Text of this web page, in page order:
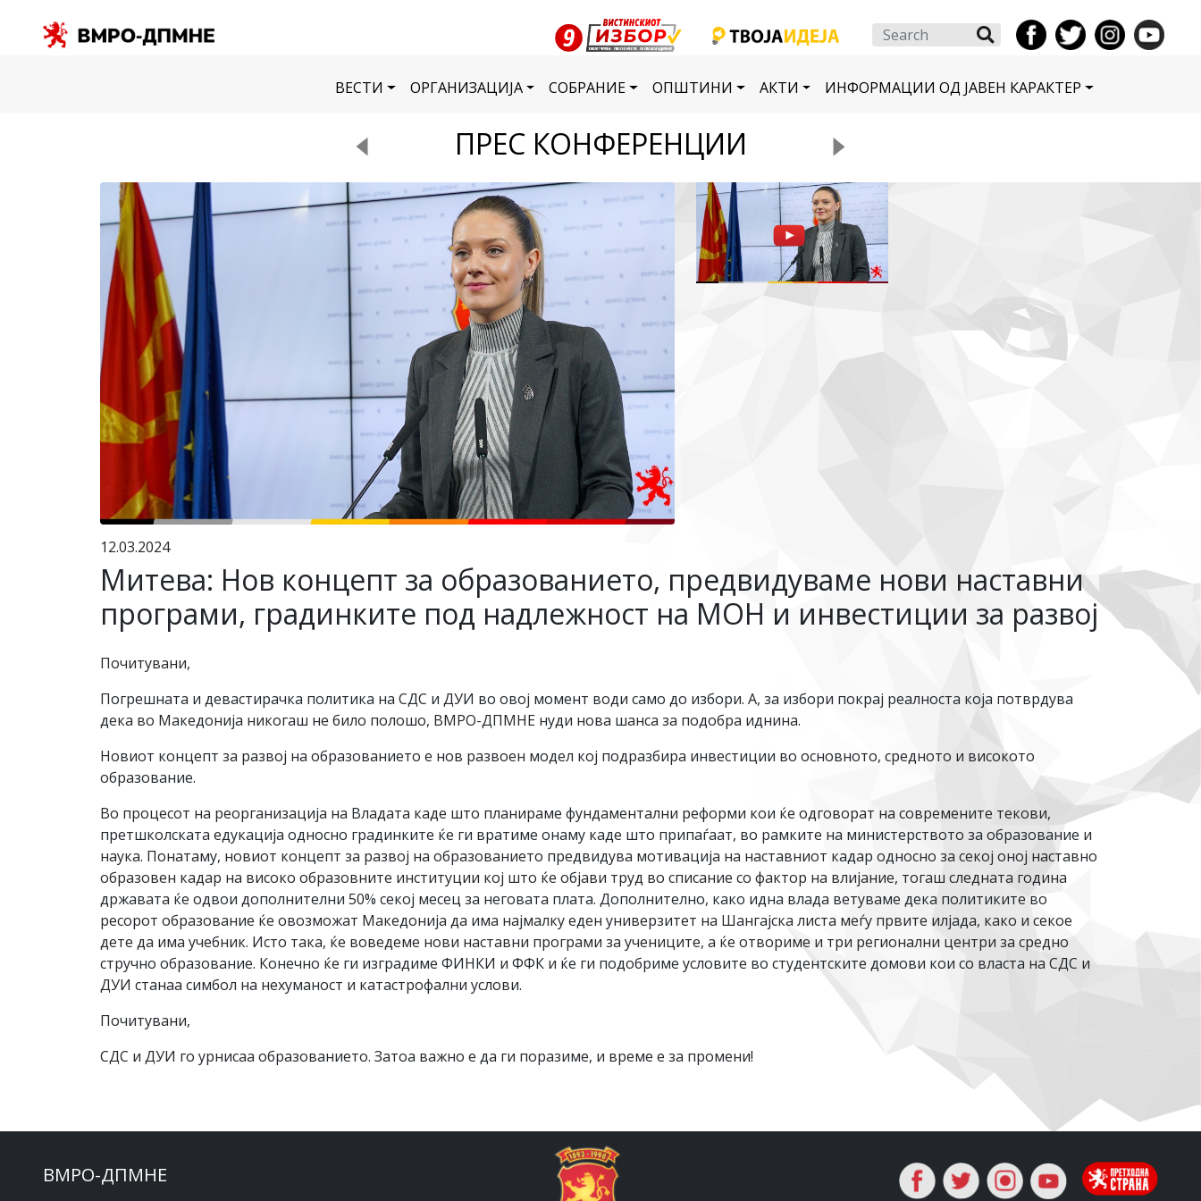
Search
ВЕСТИ ОРГАНИЗАЦИЈА СОБРАНИЕ ОПШТИНИ АКТИ ИНФОРМАЦИИ ОД ЈАВЕН КАРАКТЕР
ПРЕС КОНФЕРЕНЦИИ
12.03.2024
Митева: Нов концепт за образованието, предвидуваме нови наставни
програми, градинките под надлежност на МОН и инвестиции за развој
Почитувани,
Погрешната и девастирачка политика на СДС и ДУИ во овој момент води само до избори. А, за избори покрај реалноста која потврдува
дека во Македонија никогаш не било полошо, ВМРО-ДПМНЕ нуди нова шанса за подобра иднина.
Новиот концепт за развој на образованието е нов развоен модел кој подразбира инвестиции во основното, средното и високото
образование.
Во процесот на реорганизација на Владата каде што планираме фундаментални реформи кои ќе одговорат на современите текови,
претшколската едукација односно градинките ќе ги вратиме онаму каде што припаѓаат, во рамките на министерството за образование и
наука. Понатаму, новиот концепт за развој на образованието предвидува мотивација на наставниот кадар односно за секој оној наставно
образовен кадар на високо образовните институции кој што ќе објави труд во списание со фактор на влијание, тогаш следната година
државата ќе одвои дополнителни 50% секој месец за неговата плата. Дополнително, како идна влада ветуваме дека политиките во
ресорот образование ќе овозможат Македонија да има најмалку еден универзитет на Шангајска листа меѓу првите илјада, како и секое
дете да има учебник. Исто така, ќе воведеме нови наставни програми за учениците, а ќе отвориме и три регионални центри за средно
стручно образование. Конечно ќе ги изградиме ФИНКИ и ФФК и ќе ги подобриме условите во студентските домови кои со власта на СДС и
ДУИ станаа симбол на нехуманост и катастрофални услови.
Почитувани,
СДС и ДУИ го урнисаа образованието. Затоа важно е да ги поразиме, и време е за промени!
ВМРО-ДПМНЕ